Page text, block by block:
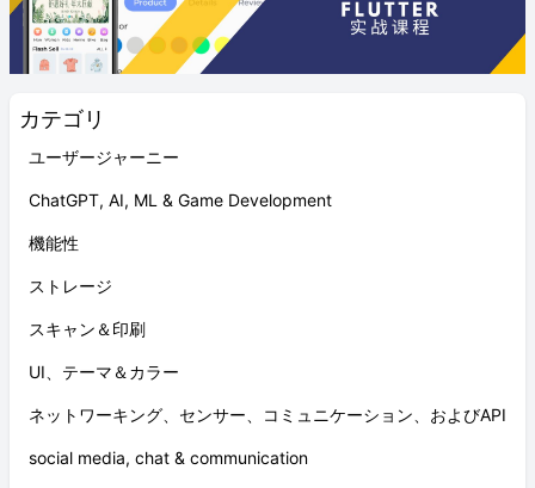
カテゴリ
ユーザージャーニー
ChatGPT, AI, ML & Game Development
機能性
ストレージ
スキャン＆印刷
UI、テーマ＆カラー
ネットワーキング、センサー、コミュニケーション、およびAPI
social media, chat & communication